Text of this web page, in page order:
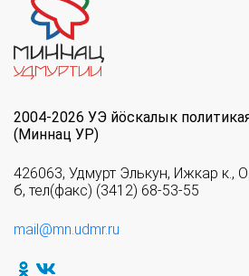
2004-2026 УЭ йöскалык
(Миннац УР)
426063, Удмурт Элькун, Ижкар к.,
б, тел(факс) (3412) 68-53-55
mail@mn.udmr.ru